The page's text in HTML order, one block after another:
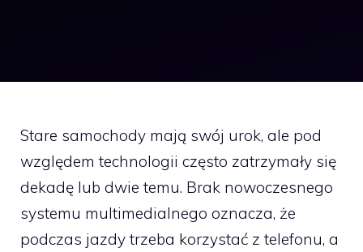
Stare samochody mają swój urok, ale pod
względem technologii często zatrzymały się
dekadę lub dwie temu. Brak nowoczesnego
systemu multimedialnego oznacza, że
podczas jazdy trzeba korzystać z telefonu, a